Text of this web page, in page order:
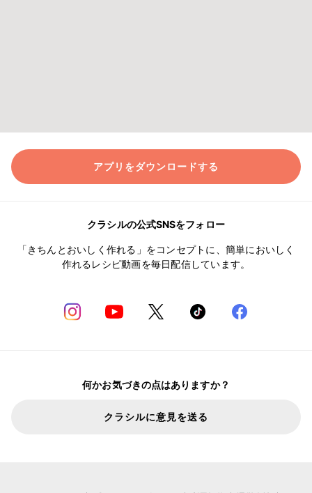
アプリをダウンロードする
クラシルの公式SNSをフォロー
「きちんとおいしく作れる」をコンセプトに、簡単においしく
作れるレシピ動画を毎日配信しています。
何かお気づきの点はありますか？
クラシルに意見を送る